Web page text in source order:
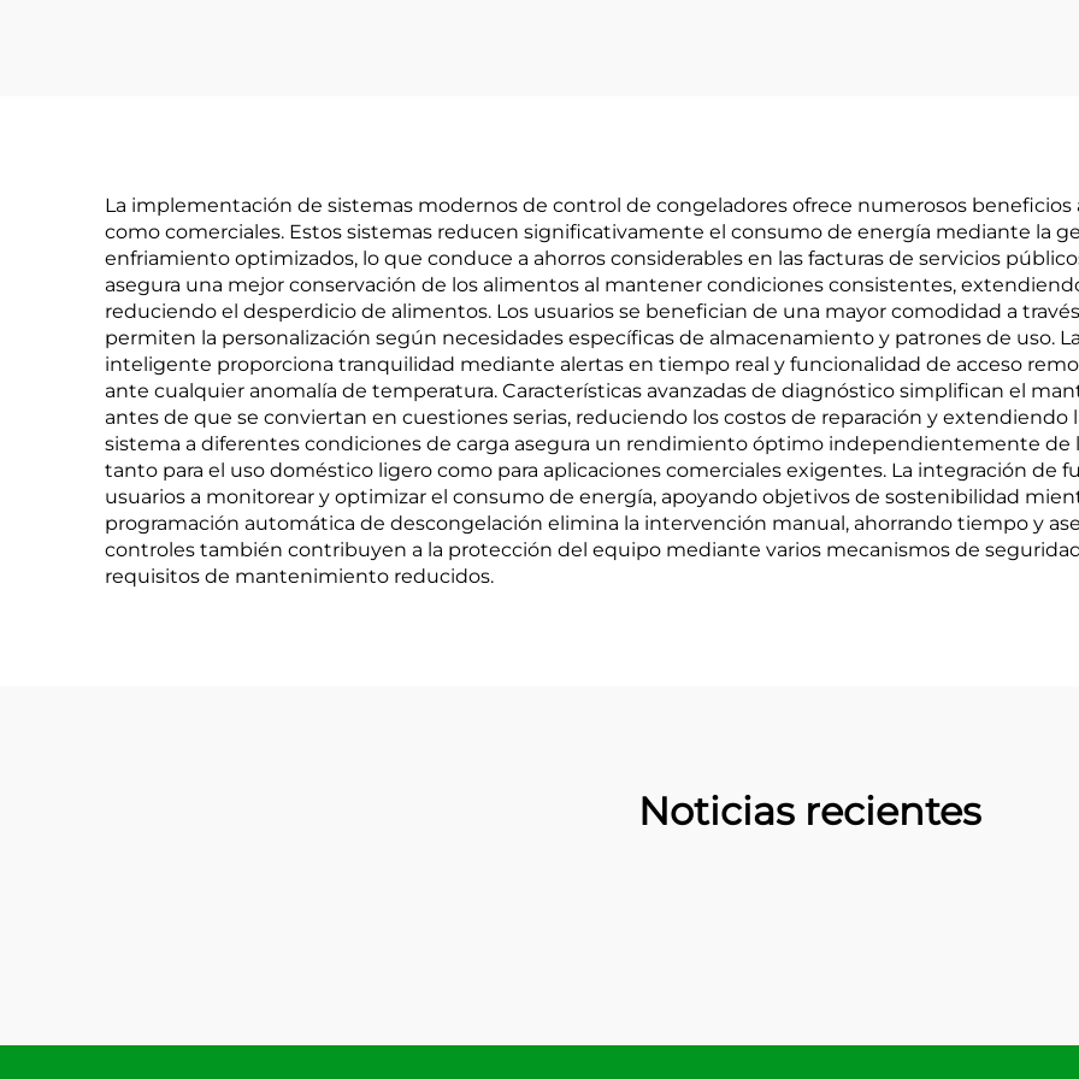
La implementación de sistemas modernos de control de congeladores ofrece numerosos beneficios
como comerciales. Estos sistemas reducen significativamente el consumo de energía mediante la
enfriamiento optimizados, lo que conduce a ahorros considerables en las facturas de servicios
asegura una mejor conservación de los alimentos al mantener condiciones consistentes,
reduciendo el desperdicio de alimentos. Los usuarios se benefician de una mayor comodidad a
permiten la personalización según necesidades específicas de almacenamiento y patrones de uso.
inteligente proporciona tranquilidad mediante alertas en tiempo real y funcionalidad de acceso
ante cualquier anomalía de temperatura. Características avanzadas de diagnóstico simplifican el
antes de que se conviertan en cuestiones serias, reduciendo los costos de reparación y
sistema a diferentes condiciones de carga asegura un rendimiento óptimo independientemente de
tanto para el uso doméstico ligero como para aplicaciones comerciales exigentes. La integración de
usuarios a monitorear y optimizar el consumo de energía, apoyando objetivos de sostenibilidad
programación automática de descongelación elimina la intervención manual, ahorrando tiempo y
controles también contribuyen a la protección del equipo mediante varios mecanismos de
requisitos de mantenimiento reducidos.
Noticias recientes